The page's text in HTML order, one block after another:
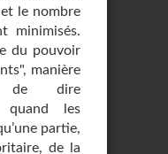
le nombre
minimisés.
du pouvoir
manière
de dire
quand les
partie,
de la